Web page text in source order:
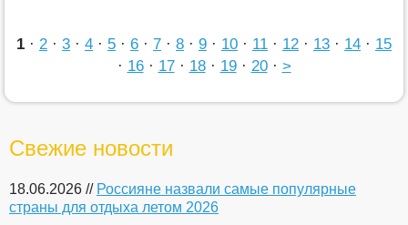
1 · 2 · 3 · 4 · 5 · 6 · 7 · 8 · 9 · 10 · 11 · 12 · 13 · 14 · 15
· 16· 17· 18· 19· 20· >
Свежие новости
18.06.2026 // Россияне назвали самые популярные
страны для отдыха летом 2026